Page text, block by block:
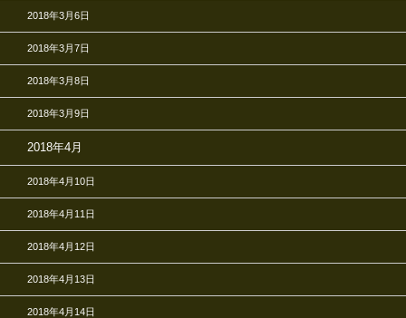
2018年3月6日
2018年3月7日
2018年3月8日
2018年3月9日
2018年4月
2018年4月10日
2018年4月11日
2018年4月12日
2018年4月13日
2018年4月14日